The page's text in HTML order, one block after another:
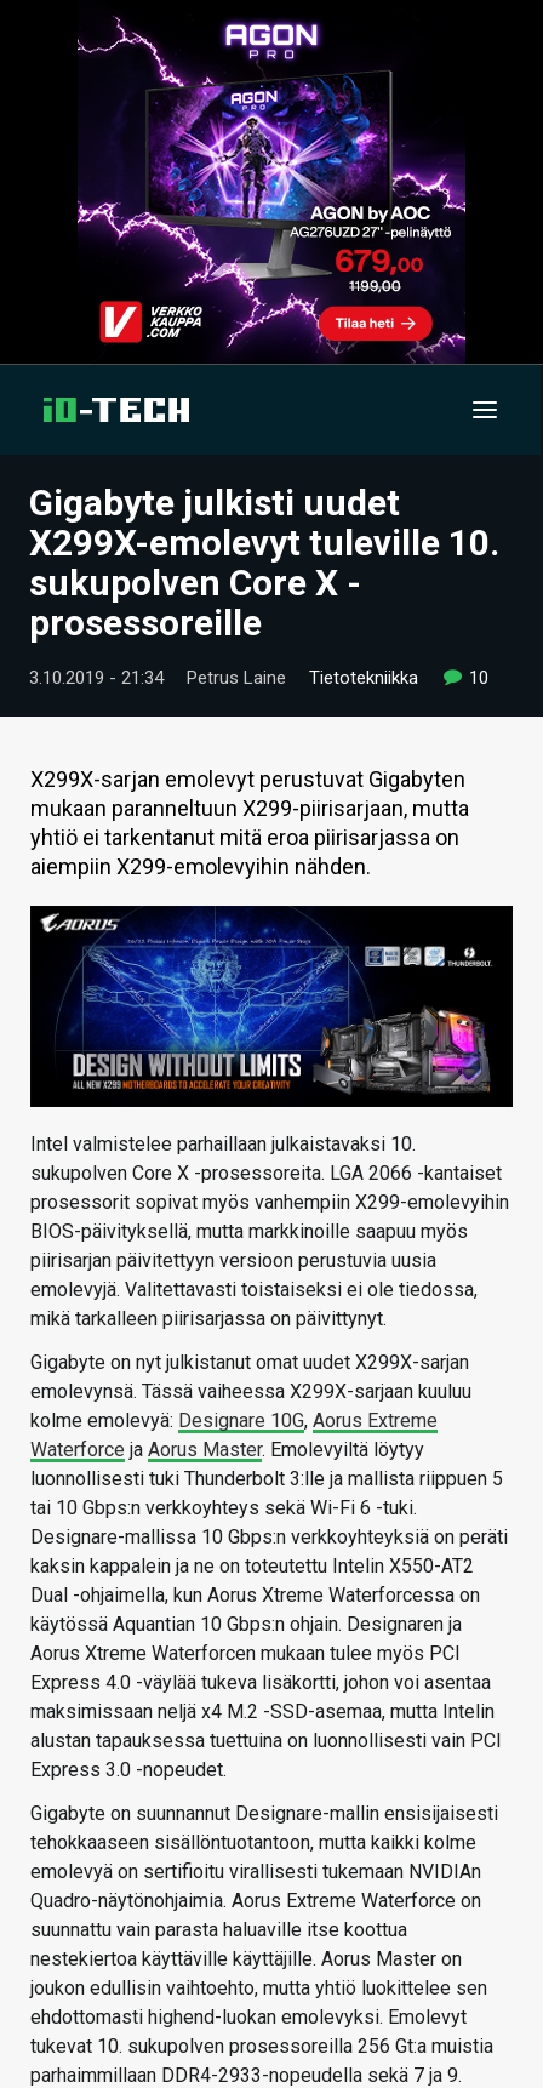
UUTISET
ARTIKKELIT
VIDEOT
TECHBBS
HINTA.FI
KAUPPA
VAIHDA TEEMA
HAKU
Gigabyte julkisti uudet
X299X-emolevyt tuleville 10.
sukupolven Core X -
prosessoreille
3.10.2019 - 21:34 Petrus Laine Tietotekniikka 10
X299X-sarjan emolevyt perustuvat Gigabyten
mukaan paranneltuun X299-piirisarjaan, mutta
yhtiö ei tarkentanut mitä eroa piirisarjassa on
aiempiin X299-emolevyihin nähden.
Intel valmistelee parhaillaan julkaistavaksi 10.
sukupolven Core X -prosessoreita. LGA 2066 -kantaiset
prosessorit sopivat myös vanhempiin X299-emolevyihin
BIOS-päivityksellä, mutta markkinoille saapuu myös
piirisarjan päivitettyyn versioon perustuvia uusia
emolevyjä. Valitettavasti toistaiseksi ei ole tiedossa,
mikä tarkalleen piirisarjassa on päivittynyt.
Gigabyte on nyt julkistanut omat uudet X299X-sarjan
emolevynsä. Tässä vaiheessa X299X-sarjaan kuuluu
kolme emolevyä: Designare 10G, Aorus Extreme
Waterforce ja Aorus Master. Emolevyiltä löytyy
luonnollisesti tuki Thunderbolt 3:lle ja mallista riippuen 5
tai 10 Gbps:n verkkoyhteys sekä Wi-Fi 6 -tuki.
Designare-mallissa 10 Gbps:n verkkoyhteyksiä on peräti
kaksin kappalein ja ne on toteutettu Intelin X550-AT2
Dual -ohjaimella, kun Aorus Xtreme Waterforcessa on
käytössä Aquantian 10 Gbps:n ohjain. Designaren ja
Aorus Xtreme Waterforcen mukaan tulee myös PCI
Express 4.0 -väylää tukeva lisäkortti, johon voi asentaa
maksimissaan neljä x4 M.2 -SSD-asemaa, mutta Intelin
alustan tapauksessa tuettuina on luonnollisesti vain PCI
Express 3.0 -nopeudet.
Gigabyte on suunnannut Designare-mallin ensisijaisesti
tehokkaaseen sisällöntuotantoon, mutta kaikki kolme
emolevyä on sertifioitu virallisesti tukemaan NVIDIAn
Quadro-näytönohjaimia. Aorus Extreme Waterforce on
suunnattu vain parasta haluaville itse koottua
nestekiertoa käyttäville käyttäjille. Aorus Master on
joukon edullisin vaihtoehto, mutta yhtiö luokittelee sen
ehdottomasti highend-luokan emolevyksi. Emolevyt
tukevat 10. sukupolven prosessoreilla 256 Gt:a muistia
parhaimmillaan DDR4-2933-nopeudella sekä 7 ja 9.